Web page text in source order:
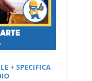
+ SPECIFICA